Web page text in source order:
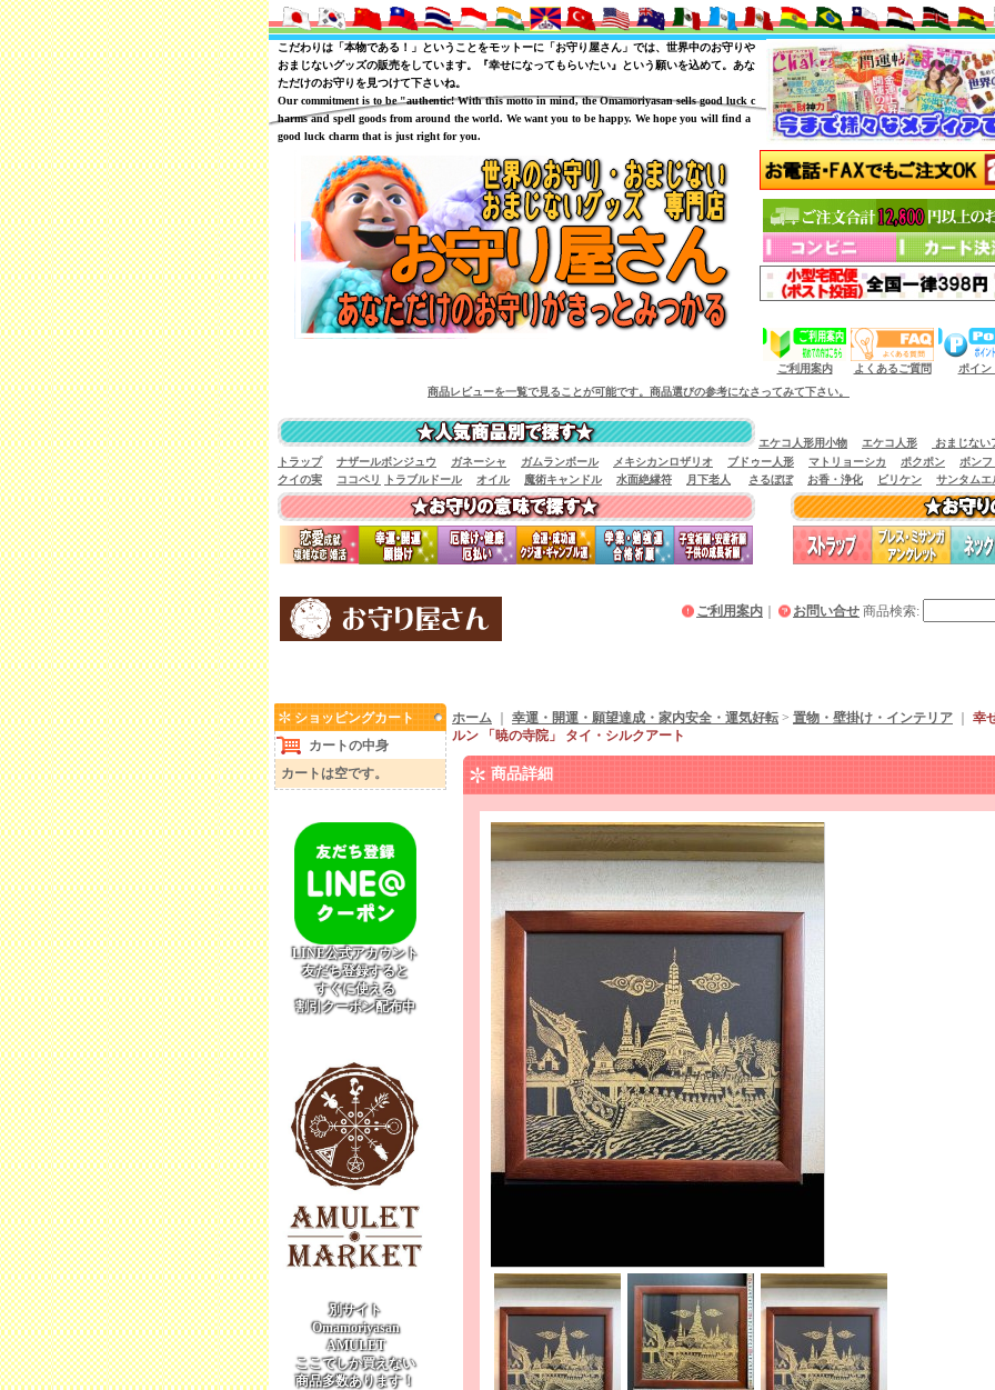
こだわりは「本物である！」ということをモットーに「お守り屋さん」では、世界中のお守りや
おまじないグッズの販売をしています。『幸せになってもらいたい』という願いを込めて。あな
ただけのお守りを見つけて下さいね。
Our commitment is to be "authentic! With this motto in mind, the Omamoriyasan sells good luck c
harms and spell goods from around the world. We want you to be happy. We hope you will find a
good luck charm that is just right for you.
ご利用案内 よくあるご質問
ポイン
商品レビューを一覧で見ることが可能です。商品選びの参考になさってみて下さい。
エケコ人形用小物 エケコ人形
おまじない
トラップ
ナザールボンジュウ ガネーシャ ガムランボール メキシカンロザリオ ブドゥー人形 マトリョーシカ ポクポン
ボン
クイの実
ココペリ トラブルドール オイル 魔術キャンドル 水面絶縁符 月下老人 さるぼぼ お香・浄化 ビリケン サンタムエ
ご利用案内 お問い合せ 商品検索:
ショッピングカート
カートの中身
カートは空です。
LINE公式アカウント
友だち登録すると
すぐに使える
割引クーポン配布中
別サイト
Omamoriyasan
AMULET
ここでしか買えない
商品多数あります！
ホーム 幸運・開運・願望達成・家内安全・運気好転 > 置物・壁掛け・インテリア
幸
ルン 「暁の寺院」 タイ・シルクアート
商品詳細